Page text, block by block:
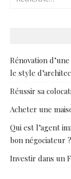
Rénovation
le style
Réussir sa
Acheter une
Qui est l’agent
bon négociateur ?
Investir dans un